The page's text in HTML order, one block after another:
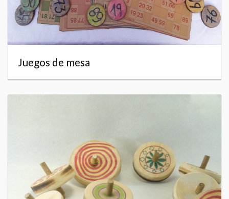
Juegos de mesa